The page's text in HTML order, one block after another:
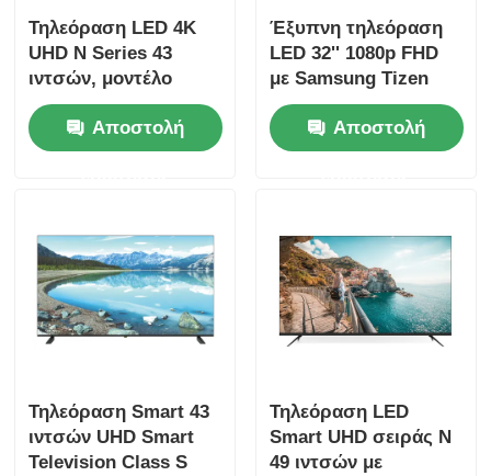
Επικοινωνήστε μαζί μας
Ειδήσεις
TV των έξυπνων οδηγήσεων
hd οδηγημένη TV
Τηλεόραση 4K LED
Τηλεόραση LED 4K
UHD N Series 43
ιντσών, μοντέλο
2025, Smart
TelevisionΑποστολή
Έξυπνη τηλεόραση
LED 32'' 1080p FHD
με Samsung Tizen
OS, Samsung App
Store για ροή Netflix
Αποστολή
Τηλεόραση Smart 43
ιντσών UHD Smart
Television Class S
Τηλεόραση LED
Smart UHD σειράς N
49 ιντσών με